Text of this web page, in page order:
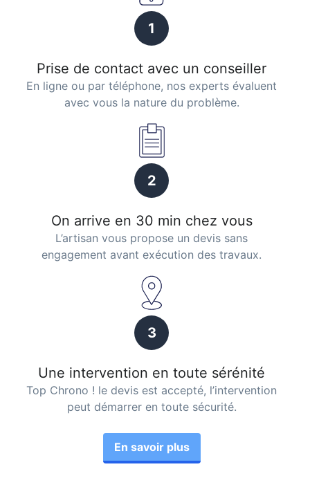
1
Prise de contact avec un conseiller
En ligne ou par téléphone, nos experts évaluent
avec vous la nature du problème.
2
On arrive en 30 min chez vous
L’artisan vous propose un devis sans
engagement avant exécution des travaux.
3
Une intervention en toute sérénité
Top Chrono ! le devis est accepté, l’intervention
peut démarrer en toute sécurité.
En savoir plus